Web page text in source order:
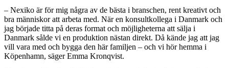
– Nexiko är för mig några av de bästa i branschen, rent kreativt och
bra människor att arbeta med. När en konsultkollega i Danmark och
jag började titta på deras format och möjligheterna att sälja i
Danmark sålde vi en produktion nästan direkt. Då kände jag att jag
vill vara med och bygga den här familjen – och vi hör hemma i
Köpenhamn, säger Emma Kronqvist.